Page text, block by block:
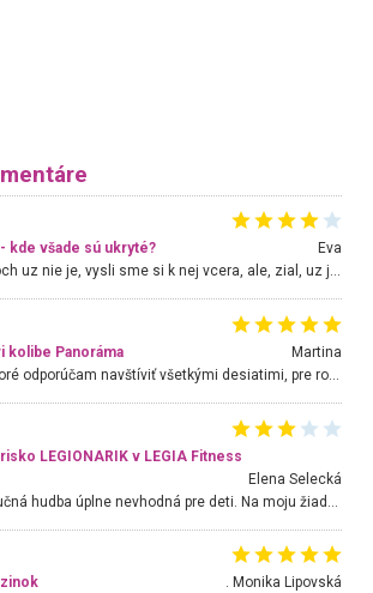
kde všade sú ukryté?
Eva
Hojdacka v Krpelanoch uz nie je, vysli sme si k nej vcera, ale, zial, uz je znicena. Ak sem planujete cestu len kvoli hojdacke, mozete si ju usetrit. Krasny vyhlad je tu vsak aj bez hojdacky :-)
kolibe Panoráma
Martina
Nádherné miesto ktoré odporúčam navštíviť všetkými desiatimi, pre rodiny s deťmi, dôchodcom... Proste a jednoducho ozaj rozprávkový les.. určite ešte prídeme. Odniesli sme si na pamiatku krásne tričká,
LEGIONARIK v LEGIA Fitness
Elena Selecká
. Monika Lipovská